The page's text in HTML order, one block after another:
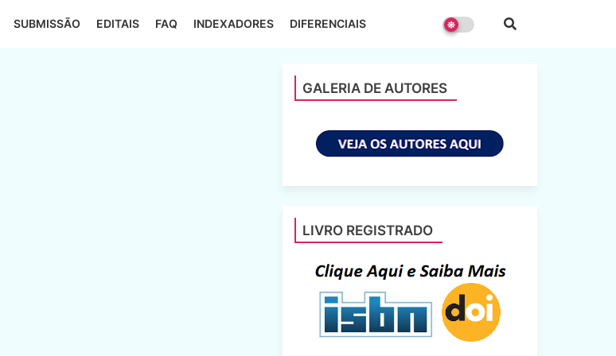
SUBMISSÃO EDITAIS FAQ INDEXADORES DIFERENCIAIS
GALERIA DE AUTORES
LIVRO REGISTRADO